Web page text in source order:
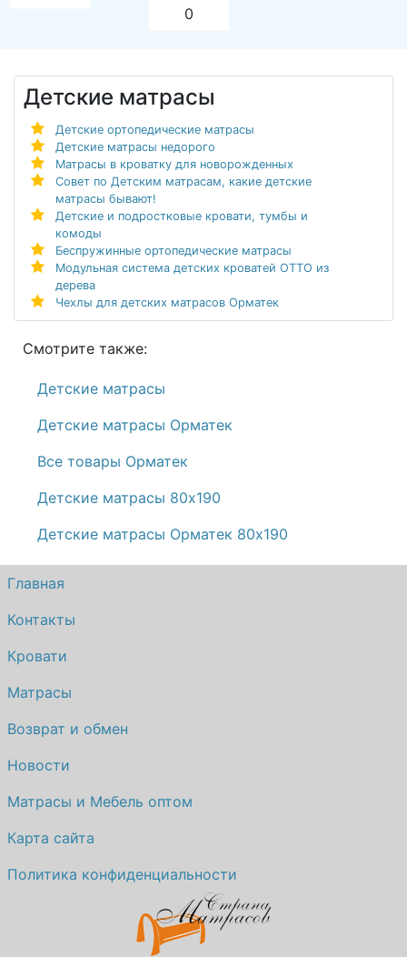
0
Детские матрасы
Детские ортопедические матрасы
Детские матрасы недорого
Матрасы в кроватку для новорожденных
Совет по Детским матрасам, какие детские
матрасы бывают!
Детские и подростковые кровати, тумбы и
комоды
Беспружинные ортопедические матрасы
Модульная система детских кроватей ОТТО из
дерева
Чехлы для детских матрасов Орматек
Смотрите также:
Детские матрасы
Детские матрасы Орматек
Все товары Орматек
Детские матрасы 80х190
Детские матрасы Орматек 80х190
Главная
Контакты
Кровати
Матрасы
Возврат и обмен
Новости
Матрасы и Мебель оптом
Карта сайта
Политика конфиденциальности